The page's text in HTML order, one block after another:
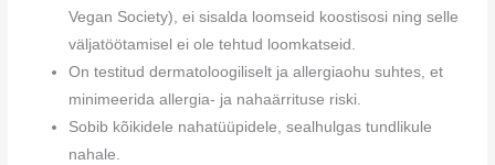
Vegan Society), ei sisalda loomseid koostisosi ning selle
väljatöötamisel ei ole tehtud loomkatseid.
On testitud dermatoloogiliselt ja allergiaohu suhtes, et
minimeerida allergia- ja nahaärrituse riski.
Sobib kõikidele nahatüüpidele, sealhulgas tundlikule
nahale.